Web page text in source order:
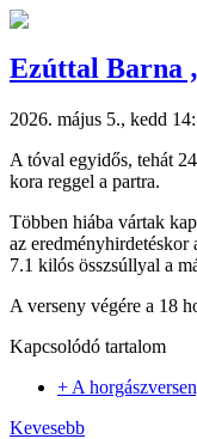
Ezúttal Barna
2026. május 5., kedd
A tóval egyidős, tehát
kora reggel a partra.
Többen hiába vártak
az eredményhirdetéskor
7.1 kilós összsúllyal a
A verseny végére a 18
Kapcsolódó tartalom
+ A
Kevesebb